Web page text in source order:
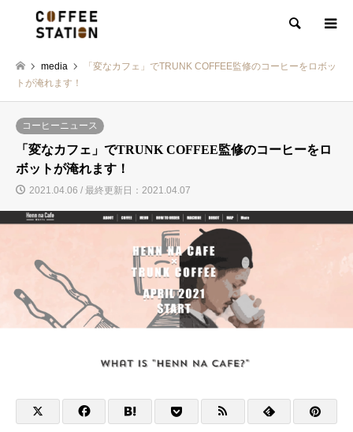
検索
media
「変なカフェ」でTRUNK COFFEE監修のコーヒーをロボッ
トが淹れます！
コーヒーニュース
「変なカフェ」でTRUNK COFFEE監修のコーヒーをロ
ボットが淹れます！
2021.04.06 / 最終更新日：2021.04.07